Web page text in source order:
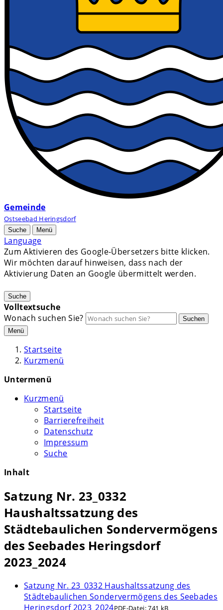
Gemeinde
Ostseebad Heringsdorf
Suche Menü
Language
Zum Aktivieren des Google-Übersetzers bitte klicken.
Wir möchten darauf hinweisen, dass nach der
Aktivierung Daten an Google übermittelt werden.
Suche
Volltextsuche
Wonach suchen Sie?
Suchen
Menü
Startseite
Kurzmenü
Untermenü
Kurzmenü
Startseite
Barrierefreiheit
Datenschutz
Impressum
Suche
Inhalt
Satzung Nr. 23_0332
Haushaltssatzung des
Städtebaulichen Sondervermögens
des Seebades Heringsdorf
2023_2024
Satzung Nr. 23_0332 Haushaltssatzung des
Städtebaulichen Sondervermögens des Seebades
Heringsdorf 2023_2024PDF-Datei:741 kB